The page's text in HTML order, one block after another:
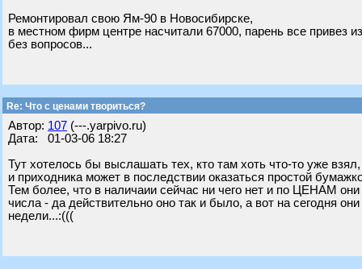
Ремонтировал свою Ям-90 в Новосибирске,
в местном фирм центре насчитали 67000, парень все привез
без вопросов...
Re: Что с ценами твориться?
Автор: 107 (---.yarpivo.ru)
Дата: 01-03-06 18:27
Тут хотелось бы выслашать тех, кто там хоть что-то уже
и приходника может в последствии оказаться простой
Тем более, что в наличаии сейчас ни чего нет и по ЦЕНАМ
числа - да действительно оно так и было, а вот на сегодня
недели...:(((